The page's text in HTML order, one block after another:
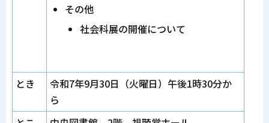
その他
社会科展の開催について
とき
令和7年9月30日（火曜日）午後1時30分か
ら